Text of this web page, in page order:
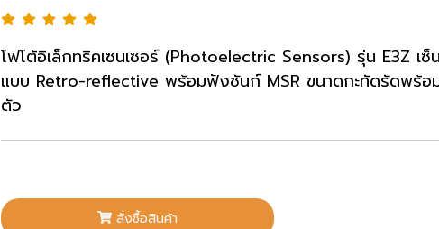
โฟโต้อิเล็กทริคเซนเซอร์ (Photoelectric Sensors) รุ่น E3Z เ
แบบ Retro-reflective พร้อมฟังชันก์ MSR ขนาดกะทัดรัดพร้อ
ตัว
สั่งซื้อสินค้า